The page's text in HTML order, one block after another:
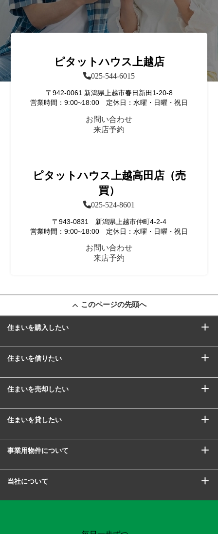
ピタットハウス上越店
025-544-6015
〒942-0061 新潟県上越市春日新田1-20-8
営業時間：9:00~18:00 定休日：水曜・日曜・祝日
お問い合わせ
来店予約
ピタットハウス上越高田店（売
買）
025-524-8601
〒943-0831 新潟県上越市仲町4-2-4
営業時間：9:00~18:00 定休日：水曜・日曜・祝日
お問い合わせ
来店予約
このページの先頭へ
住まいを購入したい
住まいを借りたい
住まいを売却したい
住まいを貸したい
事業用物件について
当社について